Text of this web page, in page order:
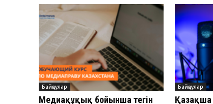
Байқаулар
Медиақұқық бойынша тегін
Байқаулар
Қазақша